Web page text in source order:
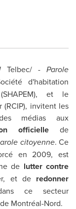
Telbec/ - Parole
d'habitation
et le
invitent les
médias aux
officielle de
citoyenne. Ce
en2009, est
de lutter contre
et deredonner
ce secteur
Montréal-Nord.